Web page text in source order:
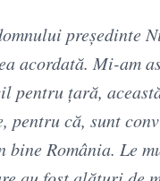
președinte
acordată. Mi-am
pentru țară,
pentru că, sunt
bine România. Le